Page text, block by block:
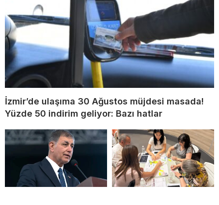
İzmir’de ulaşıma 30 Ağustos müjdesi masada!
Yüzde 50 indirim geliyor: Bazı hatlar